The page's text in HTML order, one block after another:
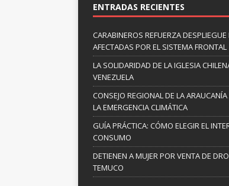
ENTRADAS RECIENTES
CARABINEROS REFUERZA
AFECTADAS POR EL SISTEMA FRONTAL
LA SOLIDARIDAD DE LA IGLESIA
VENEZUELA
CONSEJO REGIONAL DE LA
LA EMERGENCIA CLIMÁTICA
GUÍA PRÁCTICA: CÓMO ELEGIR EL
CONSUMO
DETIENEN A MUJER POR VENTA DE
TEMUCO